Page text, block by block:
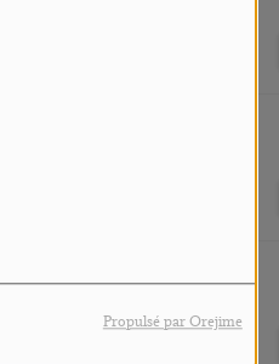
Propulsé par Orejime
4